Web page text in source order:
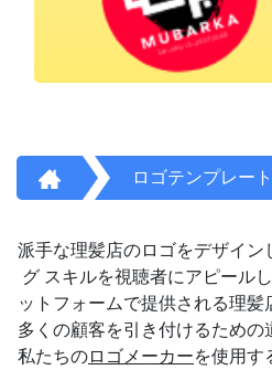
ロゴテンプレート
派手な理髪店のロゴをデザイ
グ スキルを視聴者にアピール
ットフォームで提供される理髪
多くの顧客を引き付けるための
私たちのロゴメーカーを使用す